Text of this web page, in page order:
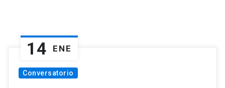
14 ENE
Conversatorio